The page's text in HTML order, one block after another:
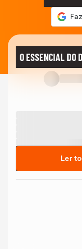
O ESSENCIAL DO
Ler